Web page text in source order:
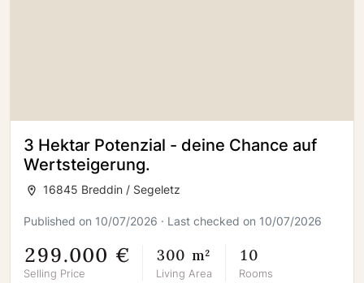
3 Hektar Potenzial - deine Chance auf
Wertsteigerung.
16845 Breddin / Segeletz
Published on 10/07/2026 · Last checked on 10/07/2026
299.000 €
Selling Price
300 m²
Living Area
10
Rooms